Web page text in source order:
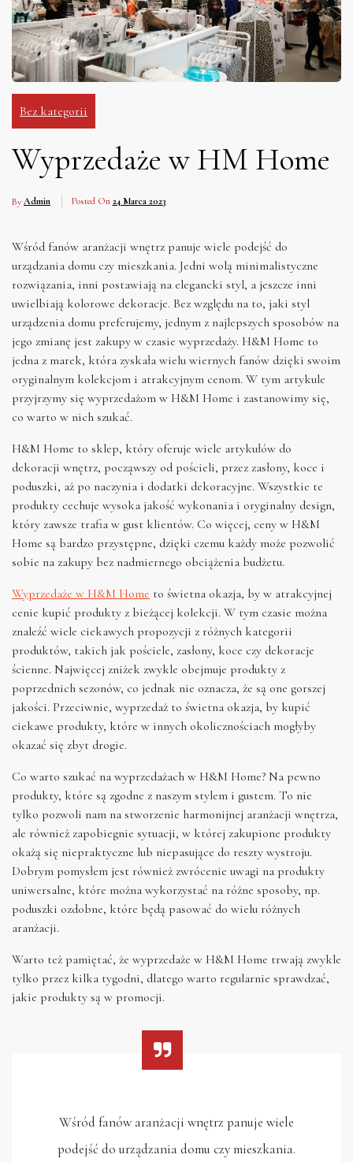
Bez kategorii
Wyprzedaże w HM Home
By Admin Posted On 24 Marca 2023
Wśród fanów aranżacji wnętrz panuje wiele podejść do
urządzania domu czy mieszkania. Jedni wolą minimalistyczne
rozwiązania, inni postawiają na elegancki styl, a jeszcze inni
uwielbiają kolorowe dekoracje. Bez względu na to, jaki styl
urządzenia domu preferujemy, jednym z najlepszych sposobów na
jego zmianę jest zakupy w czasie wyprzedaży. H&M Home to
jedna z marek, która zyskała wielu wiernych fanów dzięki swoim
oryginalnym kolekcjom i atrakcyjnym cenom. W tym artykule
przyjrzymy się wyprzedażom w H&M Home i zastanowimy się,
co warto w nich szukać.
H&M Home to sklep, który oferuje wiele artykułów do
dekoracji wnętrz, począwszy od pościeli, przez zasłony, koce i
poduszki, aż po naczynia i dodatki dekoracyjne. Wszystkie te
produkty cechuje wysoka jakość wykonania i oryginalny design,
który zawsze trafia w gust klientów. Co więcej, ceny w H&M
Home są bardzo przystępne, dzięki czemu każdy może pozwolić
sobie na zakupy bez nadmiernego obciążenia budżetu.
Wyprzedaże w H&M Home to świetna okazja, by w atrakcyjnej
cenie kupić produkty z bieżącej kolekcji. W tym czasie można
znaleźć wiele ciekawych propozycji z różnych kategorii
produktów, takich jak pościele, zasłony, koce czy dekoracje
ścienne. Najwięcej zniżek zwykle obejmuje produkty z
poprzednich sezonów, co jednak nie oznacza, że są one gorszej
jakości. Przeciwnie, wyprzedaż to świetna okazja, by kupić
ciekawe produkty, które w innych okolicznościach mogłyby
okazać się zbyt drogie.
Co warto szukać na wyprzedażach w H&M Home? Na pewno
produkty, które są zgodne z naszym stylem i gustem. To nie
tylko pozwoli nam na stworzenie harmonijnej aranżacji wnętrza,
ale również zapobiegnie sytuacji, w której zakupione produkty
okażą się niepraktyczne lub niepasujące do reszty wystroju.
Dobrym pomysłem jest również zwrócenie uwagi na produkty
uniwersalne, które można wykorzystać na różne sposoby, np.
poduszki ozdobne, które będą pasować do wielu różnych
aranżacji.
Warto też pamiętać, że wyprzedaże w H&M Home trwają zwykle
tylko przez kilka tygodni, dlatego warto regularnie sprawdzać,
jakie produkty są w promocji.
Wśród fanów aranżacji wnętrz panuje wiele
podejść do urządzania domu czy mieszkania.